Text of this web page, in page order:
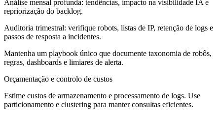
Análise mensal profunda: tendências, impacto na visibilidade IA e
repriorização do backlog.
Auditoria trimestral: verifique robots, listas de IP, retenção de logs e
passos de resposta a incidentes.
Mantenha um playbook único que documente taxonomia de robôs,
regras, dashboards e limiares de alerta.
Orçamentação e controlo de custos
Estime custos de armazenamento e processamento de logs. Use
particionamento e clustering para manter consultas eficientes.